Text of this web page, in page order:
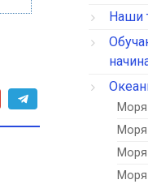
Наши
Моря
Моря